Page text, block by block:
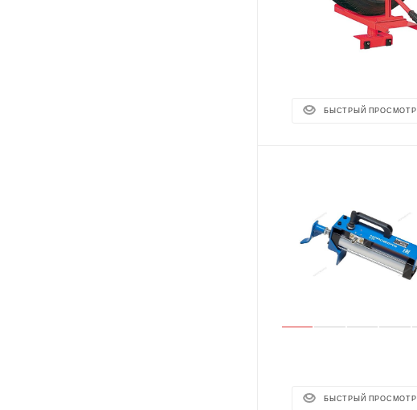
БЫСТРЫЙ ПРОСМОТР
БЫСТРЫЙ ПРОСМОТР